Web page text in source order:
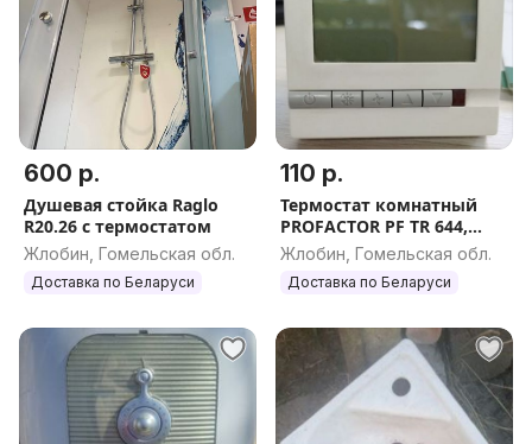
600 р.
Душевая стойка Raglo
R20.26 с термостатом
Жлобин, Гомельская обл.
Доставка по Беларуси
110 р.
Термостат комнатный
PROFACTOR PF TR 644,
5А/230В
Жлобин, Гомельская обл.
Доставка по Беларуси